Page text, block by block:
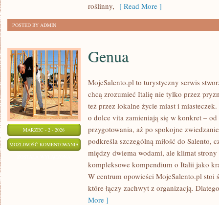
roślinny, [ Read More ]
POSTED BY ADMIN
MARZEC - 2 - 2026
MOŻLIWOŚĆ KOMENTOWANIA GENUA
Genua
MojeSalento.pl to turystyczny serwis
chcą zrozumieć Italię nie tylko przez
też przez lokalne życie miast i
o dolce vita zamieniają się w konkret –
przygotowania, aż po spokojne
podkreśla szczególną miłość do Salento,
między dwiema wodami, ale klimat
kompleksowe kompendium o Italii jako
W centrum opowieści MojeSalento.pl stoi
które łączy zachwyt z organizacją.
More ]